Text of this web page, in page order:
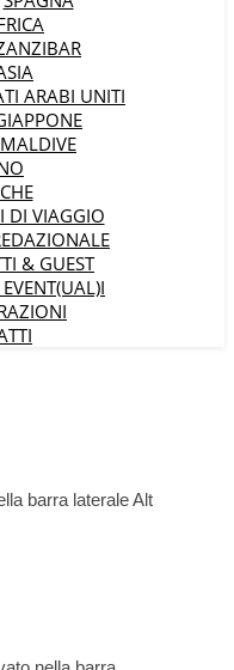
ARABI UNITI
MALDIVE
DI VIAGGIO
& GUEST
barra laterale Alt